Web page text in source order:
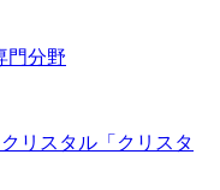
門分野
リスタル「クリスタ